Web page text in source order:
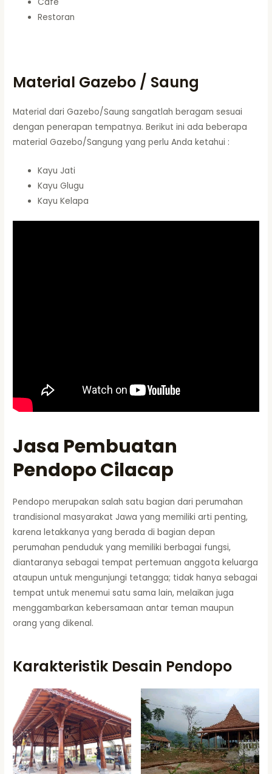
Restoran
Material Gazebo / Saung
Material dari Gazebo/Saung sangatlah beragam sesuai
dengan penerapan tempatnya. Berikut ini ada beberapa
material Gazebo/Sangung yang perlu Anda ketahui :
Kayu Jati
Kayu Glugu
Kayu Kelapa
Jasa Pembuatan
Pendopo Cilacap
Pendopo merupakan salah satu bagian dari perumahan
trandisional masyarakat Jawa yang memiliki arti penting,
karena letakkanya yang berada di bagian depan
perumahan penduduk yang memiliki berbagai fungsi,
diantaranya sebagai tempat pertemuan anggota keluarga
ataupun untuk mengunjungi tetangga; tidak hanya sebagai
tempat untuk menemui satu sama lain, melaikan juga
menggambarkan kebersamaan antar teman maupun
orang yang dikenal.
Karakteristik Desain Pendopo